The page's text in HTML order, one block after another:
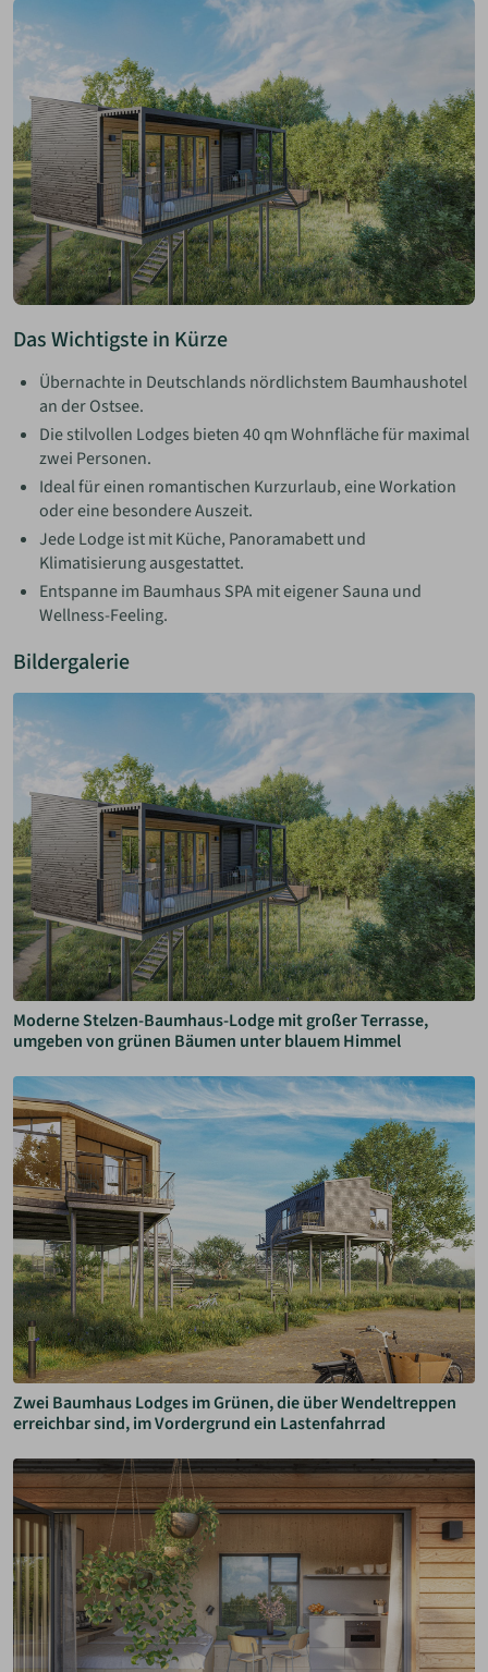
Deine Baumhaus Lodge
Minimalistisch & gemütlich
Deine besondere Auszeit
Das Wichtigste in Kürze
Übernachte in Deutschlands nördlichstem Baumhaushotel
an der Ostsee.
Die stilvollen Lodges bieten 40 qm Wohnfläche für maximal
zwei Personen.
Ideal für einen romantischen Kurzurlaub, eine Workation
oder eine besondere Auszeit.
Jede Lodge ist mit Küche, Panoramabett und
Klimatisierung ausgestattet.
Entspanne im Baumhaus SPA mit eigener Sauna und
Wellness-Feeling.
Bildergalerie
Moderne Stelzen-Baumhaus-Lodge mit großer Terrasse,
umgeben von grünen Bäumen unter blauem Himmel
Zwei Baumhaus Lodges im Grünen, die über Wendeltreppen
erreichbar sind, im Vordergrund ein Lastenfahrrad